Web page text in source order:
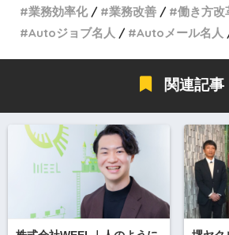
業務効率化
業務改善 働き方改
Autoジョブ名人
Autoメール名人
関連記事